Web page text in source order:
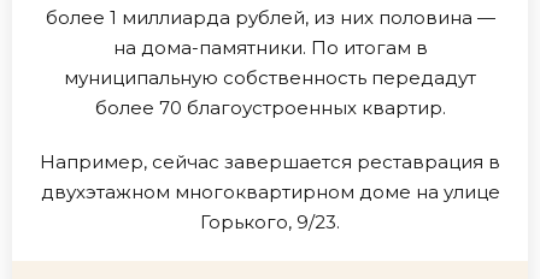
более 1 миллиарда рублей, из них половина —
на дома-памятники. По итогам в
муниципальную собственность передадут
более 70 благоустроенных квартир.
Например, сейчас завершается реставрация в
двухэтажном многоквартирном доме на улице
Горького, 9/23.